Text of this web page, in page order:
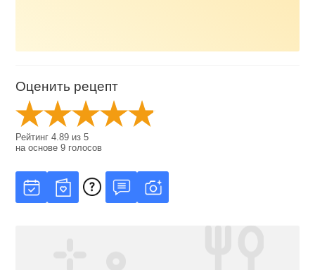
Оценить рецепт
Рейтинг4.89 из5
на основе9 голосов